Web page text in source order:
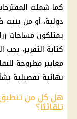
كما شملت
دولية، أو من
كتابة التقرير، يجب
معايير مطروحة
نهائية تفصيلية
هل كل من
تلقائيًا؟